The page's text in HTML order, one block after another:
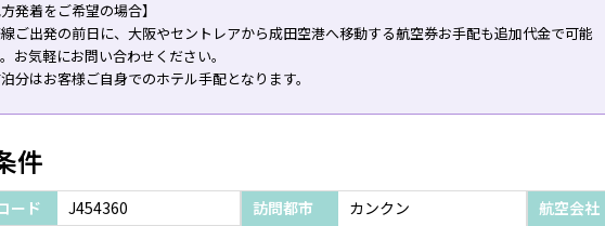
発着をご希望の場合】
ご出発の前日に、大阪やセントレアから成田空港へ移動する航空券お手配も追加代金で可能
お気軽にお問い合わせください。
分はお客様ご自身でのホテル手配となります。
件
ード
J454360
訪問都市 カンクン 航空会社